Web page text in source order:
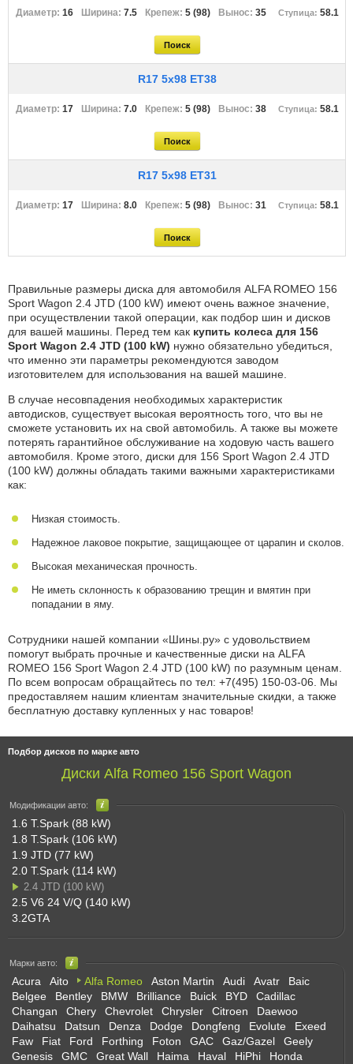
Подбор дисков по марке авто
Диски Alfa Romeo 156 Sport Wagon
Модификации авто:
1.6 T.Spark (88 kW)
1.8 T.Spark (106 kW)
1.9 JTD (77 kW)
2.0 T.Spark (114 kW)
2.4 JTD (100 kW)
2.5 V6 24 V/Q (140 kW)
3.2GTA
Марки авто:
Acura Aito Alfa Romeo Aston Martin Audi Avatr
Baic
Belgee
Bentley BMW Brilliance Buick BYD
Cadillac
Changan
Chery Chevrolet Chrysler Citroen
Daewoo
Daihatsu
Datsun Denza Dodge Dongfeng Evolute
Exeed
Faw
Fiat Ford Forthing Foton GAC Gaz/Gazel
Geely
Genesis
GMC Great Wall Haima Haval HiPhi Honda
16 7.5 5 (98) 35 58.1
R17 5x98 ET38
17 7.0 5 (98) 38 58.1
R17 5x98 ET31
17 8.0 5 (98) 31 58.1
Правильные размеры диска для автомобиля ALFA ROMEO 156
Sport Wagon 2.4 JTD (100 kW) имеют очень важное значение,
при осуществлении такой операции, как подбор шин и дисков
для вашей машины. Перед тем как купить колеса для 156
Sport Wagon 2.4 JTD (100 kW) нужно обязательно убедиться,
что именно эти параметры рекомендуются заводом
изготовителем для использования на вашей машине.
В случае несовпадения необходимых характеристик
автодисков, существует высокая вероятность того, что вы не
сможете установить их на свой автомобиль. А также вы можете
потерять гарантийное обслуживание на ходовую часть вашего
автомобиля. Кроме этого, диски для 156 Sport Wagon 2.4 JTD
(100 kW) должны обладать такими важными характеристиками
как:
Низкая стоимость.
Надежное лаковое покрытие, защищающее от царапин и сколов.
Высокая механическая прочность.
Не иметь склонность к образованию трещин и вмятин при
попадании в яму.
Сотрудники нашей компании «Шины.ру» с удовольствием
помогут выбрать прочные и качественные диски на ALFA
ROMEO 156 Sport Wagon 2.4 JTD (100 kW) по разумным ценам.
По всем вопросам обращайтесь по тел: +7(495) 150-03-06 . Мы
предоставляем нашим клиентам значительные скидки, а также
бесплатную доставку купленных у нас товаров!